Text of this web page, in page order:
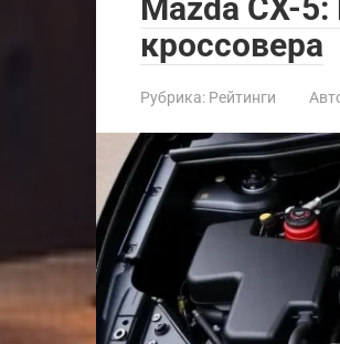
Mazda CX-
кроссовера
Рубрика: Рейтинги